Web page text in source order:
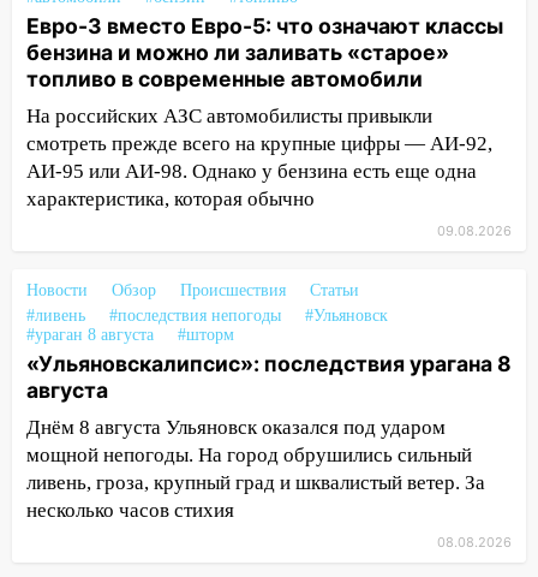
06:45
Императорский мост в
Ульяновске останется закрытым до
утра 10 августа
05:18 Судьба готовит сюрприз: гороскоп
на 8 августа — кому повезет с
деньгами, а кого ждет неожиданная
встреча
07.08.2026
20:40 Ульяновские аграрии смогут
купить тракторы с отсрочкой платежа
до декабря
19:34
В следственном управлении
состоялось торжественное
мероприятие, приуроченное к
празднованию Дня сотрудника органов
Евро-3 вместо Евро-5: что означают классы
бензина и можно ли заливать «старое»
топливо в современные автомобили
На российских АЗС автомобилисты привыкли
смотреть прежде всего на крупные цифры — АИ-92,
АИ-95 или АИ-98. Однако у бензина есть еще одна
характеристика, которая обычно
09.08.2026
Новости Обзор Происшествия
Статьи
#ливень
#последствия непогоды
#Ульяновск
#ураган 8 августа
#шторм
«Ульяновскалипсис»: последствия урагана 8
августа
Днём 8 августа Ульяновск оказался под ударом
мощной непогоды. На город обрушились сильный
ливень, гроза, крупный град и шквалистый ветер. За
несколько часов стихия
08.08.2026